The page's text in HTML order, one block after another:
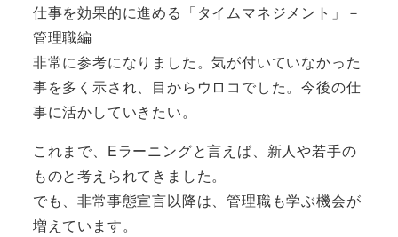
仕事を効果的に進める「タイムマネジメント」－
管理職編
非常に参考になりました。気が付いていなかった
事を多く示され、目からウロコでした。今後の仕
事に活かしていきたい。
これまで、Eラーニングと言えば、新人や若手の
ものと考えられてきました。
でも、非常事態宣言以降は、管理職も学ぶ機会が
増えています。